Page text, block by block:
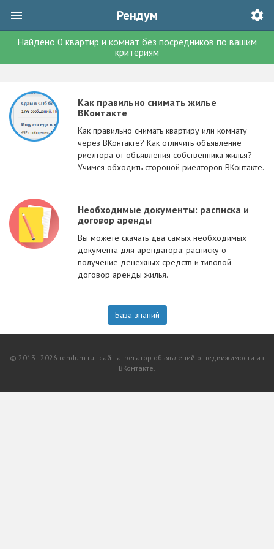
Рендум
Найдено 0 квартир и комнат без посредников по вашим
критериям
Как правильно снимать жилье
ВКонтакте
Как правильно снимать квартиру или комнату
через ВКонтакте? Как отличить объявление
риелтора от объявления собственника жилья?
Учимся обходить стороной риелторов ВКонтакте.
Необходимые документы: расписка и
договор аренды
Вы можете скачать два самых необходимых
документа для арендатора: расписку о
получение денежных средств и типовой
договор аренды жилья.
База знаний
© 2013–2026 rendum.ru - сайт-агрегатор объявлений о недвижимости из
ВКонтакте.